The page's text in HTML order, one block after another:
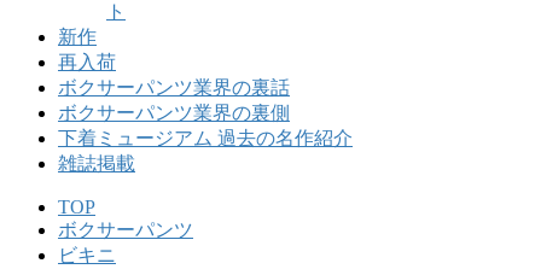
ト
新作
再入荷
ボクサーパンツ業界の裏話
ボクサーパンツ業界の裏側
下着ミュージアム 過去の名作紹介
雑誌掲載
TOP
ボクサーパンツ
ビキニ